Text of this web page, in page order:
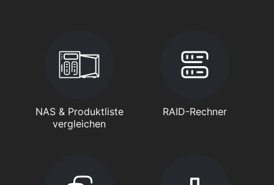
NAS & Produktliste
vergleichen
RAID-Rechner